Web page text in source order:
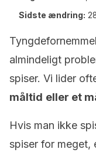
Sidste ændring:
almindeligt
spiser. Vi lider
måltid eller et
Hvis man ikke
spiser for meget,